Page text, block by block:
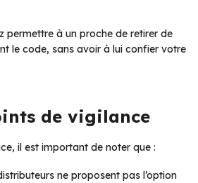
permettre à un proche de retirer de
le code, sans avoir à lui confier votre
de vigilance
il est important de noter que :
ne proposent pas l’option